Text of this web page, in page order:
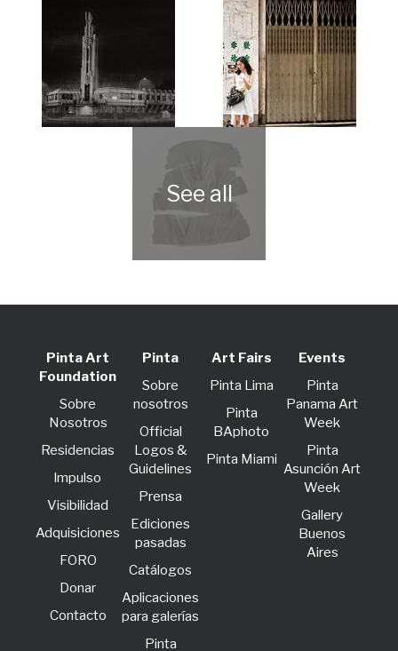
Pinta Art
Foundation
Sobre
Nosotros
Residencias
lmpulso
Visibilidad
Adquisiciones
FORO
Donar
Contacto
Pinta
Sobre
nosotros
Official
Logos &
Guidelines
Prensa
Ediciones
pasadas
Catálogos
Aplicaciones
para galerías
Pinta
Art Fairs
Pinta Lima
Pinta
BAphoto
Pinta Miami
Events
Pinta
Panama Art
Week
Pinta
Asunción Art
Week
Gallery
Buenos
Aires